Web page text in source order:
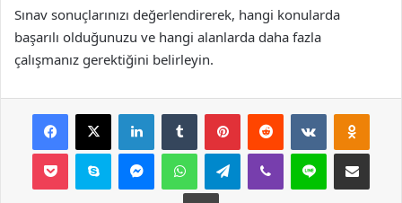
Sınav sonuçlarınızı değerlendirerek, hangi konularda
başarılı olduğunuzu ve hangi alanlarda daha fazla
çalışmanız gerektiğini belirleyin.
Facebook
X LinkedInTumblr PinterestReddit VKontakte
Pocket Skype MessengerWhatsAppTelegramViber Line E-Posta ile
Yazdır